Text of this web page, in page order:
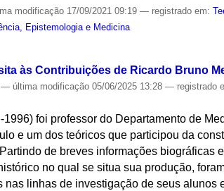
modificação 17/09/2021 09:19— registrado em:
Epistemologia e Medicina
às Contribuições de Ricardo Bruno
— última modificação 05/06/2025 13:28— registrado
foi professor do Departamento de
e um dos teóricos que participou da
de breves informações biográficas
no qual se situa sua produção,
nas linhas de investigação de seus alunos